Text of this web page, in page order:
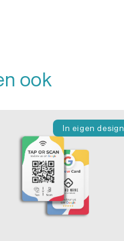
ook
In eigen design